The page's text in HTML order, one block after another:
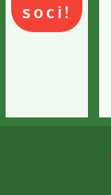
soci!